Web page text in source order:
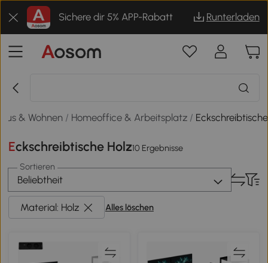
Sichere dir 5% APP-Rabatt Runterladen
& Wohnen / Homeoffice & Arbeitsplatz / Eckschreibtische
Eckschreibtische Holz10 Ergebnisse
Sortieren
Beliebtheit
Material: Holz Alles löschen